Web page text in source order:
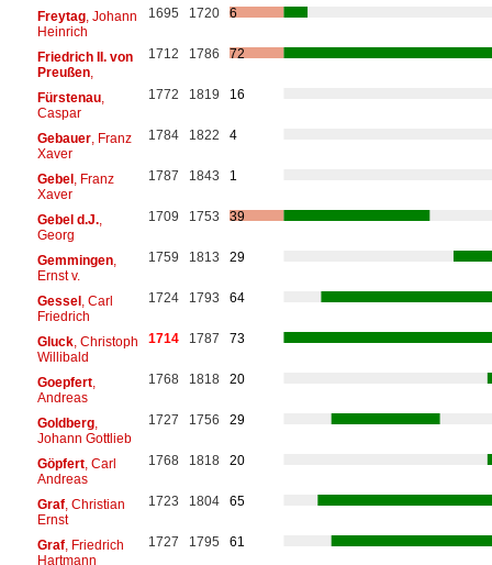
Freytag, Johann
Heinrich
1695 1720 6
Friedrich II. von
Preußen,
1712 1786 72
Fürstenau,
Caspar
1772 1819 16
Gebauer, Franz
Xaver
1784 1822 4
Gebel, Franz
Xaver
1787 1843 1
Gebel d.J.,
Georg
1709 1753 39
Gemmingen,
Ernst v.
1759 1813 29
Gessel, Carl
Friedrich
1724 1793 64
Gluck, Christoph
Willibald
1714 1787 73
Goepfert,
Andreas
1768 1818 20
Goldberg,
Johann Gottlieb
1727 1756 29
Göpfert, Carl
Andreas
1768 1818 20
Graf, Christian
Ernst
1723 1804 65
Graf, Friedrich
Hartmann
1727 1795 61